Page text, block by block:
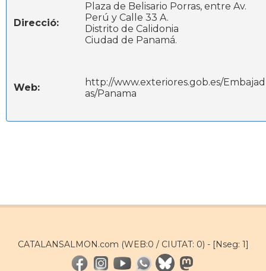
Direcció:
Plaza de Belisario Porras, entre Av.
Perú y Calle 33 A.
Distrito de Calidonia
Ciudad de Panamá.
Web:
http://www.exteriores.gob.es/Embajad
as/Panama
CATALANSALMON.com (WEB:0 / CIUTAT: 0) - [Nseg: 1]